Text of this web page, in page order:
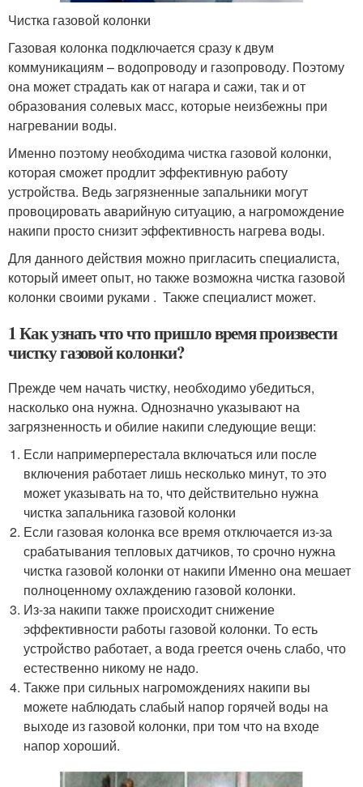
Чистка газовой колонки
Газовая колонка подключается сразу к двум
коммуникациям – водопроводу и газопроводу. Поэтому
она может страдать как от нагара и сажи, так и от
образования солевых масс, которые неизбежны при
нагревании воды.
Именно поэтому необходима чистка газовой колонки,
которая сможет продлит эффективную работу
устройства. Ведь загрязненные запальники могут
провоцировать аварийную ситуацию, а нагромождение
накипи просто снизит эффективность нагрева воды.
Для данного действия можно пригласить специалиста,
который имеет опыт, но также возможна чистка газовой
колонки своими руками . Также специалист может.
1 Как узнать что что пришло время произвести
чистку газовой колонки?
Прежде чем начать чистку, необходимо убедиться,
насколько она нужна. Однозначно указывают на
загрязненность и обилие накипи следующие вещи:
Если напримерперестала включаться или после
включения работает лишь несколько минут, то это
может указывать на то, что действительно нужна
чистка запальника газовой колонки
Если газовая колонка все время отключается из-за
срабатывания тепловых датчиков, то срочно нужна
чистка газовой колонки от накипи Именно она мешает
полноценному охлаждению газовой колонки.
Из-за накипи также происходит снижение
эффективности работы газовой колонки. То есть
устройство работает, а вода греется очень слабо, что
естественно никому не надо.
Также при сильных нагромождениях накипи вы
можете наблюдать слабый напор горячей воды на
выходе из газовой колонки, при том что на входе
напор хороший.